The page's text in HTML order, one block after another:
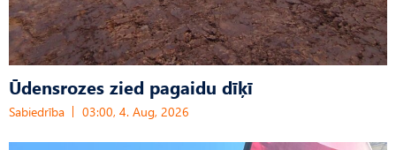
Ūdensrozes zied pagaidu dīķī
Sabiedrība 03:00, 4. Aug, 2026